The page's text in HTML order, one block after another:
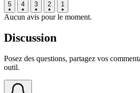
5 4 3 2 1
Aucun avis pour le moment.
Discussion
Posez des questions, partagez vos
outil.